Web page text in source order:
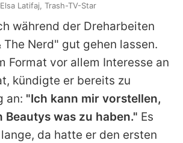
während der Dreharbeiten
The Nerd" gut gehen lassen.
Format vor allem Interesse an
kündigte er bereits zu
an: "Ich kann mir vorstellen,
Beautys was zu haben." Es
da hatte er den ersten
Elsa Latifaj, Trash-TV-Star